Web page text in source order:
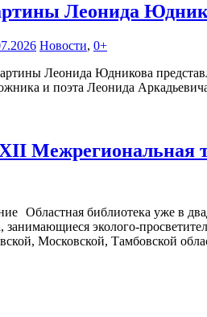
Леонида
Новости, 0+
и поэта Леонида
Межрегиональная
Областная библиотека уже в
занимающиеся эколого-
Московской, Тамбовской